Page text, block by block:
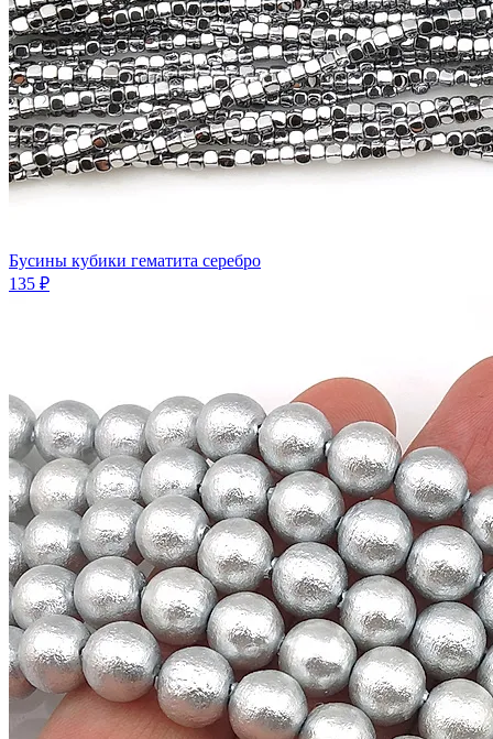
Бусины кубики гематита серебро
135 ₽